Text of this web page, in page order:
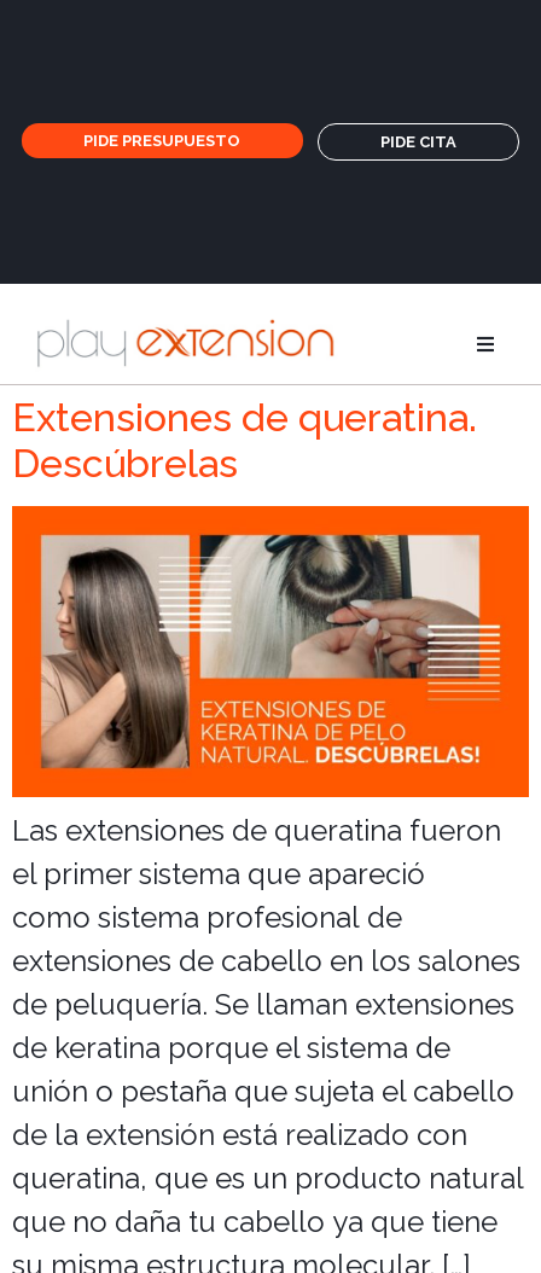
PIDE PRESUPUESTO PIDE CITA
Extensiones
GHD
Cuidados
Salones
Extensiones de queratina.
Descúbrelas
Las extensiones de queratina fueron
el primer sistema que apareció
como sistema profesional de
extensiones de cabello en los salones
de peluquería. Se llaman extensiones
de keratina porque el sistema de
unión o pestaña que sujeta el cabello
de la extensión está realizado con
queratina, que es un producto natural
que no daña tu cabello ya que tiene
su misma estructura molecular. […]